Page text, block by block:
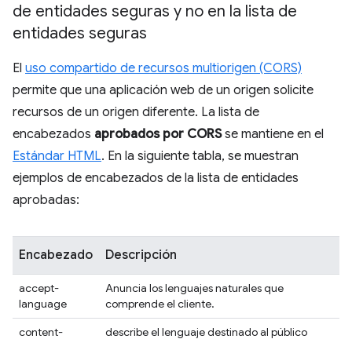
de entidades seguras y no en la lista de
entidades seguras
El uso compartido de recursos multiorigen (CORS)
permite que una aplicación web de un origen solicite
recursos de un origen diferente. La lista de
encabezados aprobados por CORSse mantiene en el
Estándar HTML. En la siguiente tabla, se muestran
ejemplos de encabezados de la lista de entidades
aprobadas:
Encabezado Descripción
accept-
language
Anuncia los lenguajes naturales que
comprende el cliente.
content-
describe el lenguaje destinado al público